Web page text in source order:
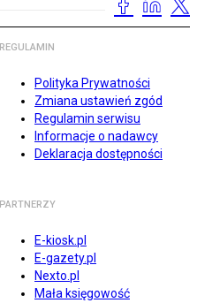
REGULAMIN
Polityka Prywatności
Zmiana ustawień zgód
Regulamin serwisu
Informacje o nadawcy
Deklaracja dostępności
PARTNERZY
E-kiosk.pl
E-gazety.pl
Nexto.pl
Mała księgowość